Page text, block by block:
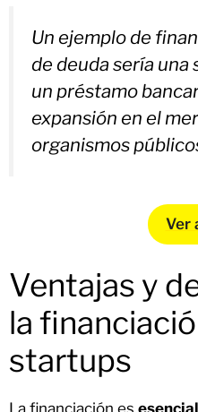
Un ejemplo de
de deuda sería
un préstamo
expansión en el
organismos
Ver
Ventajas y
la
startups